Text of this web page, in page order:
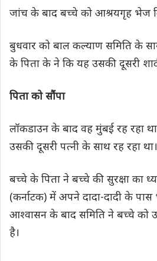
जांच के बाद बच्चे को आश्रयगृह भेज
बुधवार को बाल कल्याण समिति के
के पिता के ने कि यह उसकी दूसरी
पिता को सौंपा
लॉकडाउन के बाद वह मुंबई रह रहा
उसकी दूसरी पत्नी के साथ रह रहा था।
बच्चे के पिता ने बच्चे की सुरक्षा का
(कर्नाटक) में अपने दादा-दादी के
आश्वासन के बाद समिति ने बच्चे को
है।